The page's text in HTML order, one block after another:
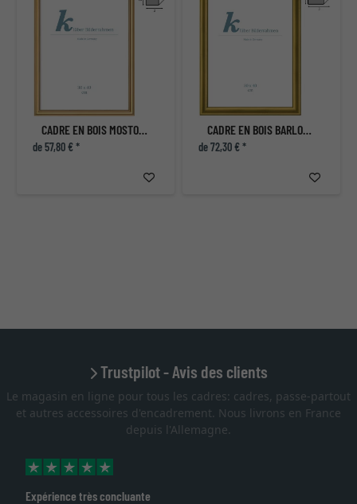
CADRE EN BOIS MOSTOLES
de 57,80 € *
CADRE EN BOIS BARLOVENTO
de 72,30 € *
Trustpilot - Avis des clients
Le magasin en ligne pour tous les cadres: cadres, passe-partout
et autres accessoires d'encadrement. Nous livrons en France
depuis l'Allemagne.
Expérience très concluante